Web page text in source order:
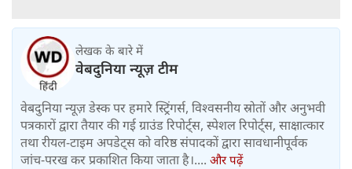
लेखक के बारे में
वेबदुनिया न्यूज़ टीम
वेबदुनिया न्यूज़ डेस्क पर हमारे स्ट्रिंगर्स, विश्वसनीय स्रोतों और अनुभवी
पत्रकारों द्वारा तैयार की गई ग्राउंड रिपोर्ट्स, स्पेशल रिपोर्ट्स, साक्षात्कार
तथा रीयल-टाइम अपडेट्स को वरिष्ठ संपादकों द्वारा सावधानीपूर्वक
जांच-परख कर प्रकाशित किया जाता है।.... और पढ़ें